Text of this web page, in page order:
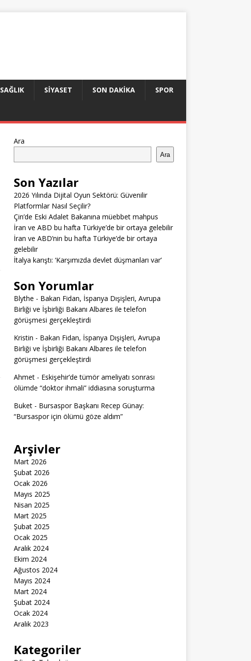
SAĞLIK SIYASET SON DAKIKA SPOR
Ara
Ara
Son Yazılar
2026 Yılında Dijital Oyun Sektörü: Güvenilir
Platformlar Nasıl Seçilir?
Çin’de Eski Adalet Bakanına müebbet mahpus
İran ve ABD bu hafta Türkiye’de bir ortaya gelebilir
İran ve ABD’nin bu hafta Türkiye’de bir ortaya
gelebilir
İtalya karıştı: ‘Karşımızda devlet düşmanları var’
Son Yorumlar
Blythe - Bakan Fidan, İspanya Dışişleri, Avrupa
Birliği ve İşbirliği Bakanı Albares ile telefon
görüşmesi gerçekleştirdi
Kristin - Bakan Fidan, İspanya Dışişleri, Avrupa
Birliği ve İşbirliği Bakanı Albares ile telefon
görüşmesi gerçekleştirdi
Ahmet- Eskişehir’de tümör ameliyatı sonrası
ölümde “doktor ihmali” iddiasına soruşturma
Buket- Bursaspor Başkanı Recep Günay:
“Bursaspor için ölümü göze aldım”
Arşivler
Mart 2026
Şubat 2026
Ocak 2026
Mayıs 2025
Nisan 2025
Mart 2025
Şubat 2025
Ocak 2025
Aralık 2024
Ekim 2024
Ağustos 2024
Mayıs 2024
Mart 2024
Şubat 2024
Ocak 2024
Aralık 2023
Kategoriler